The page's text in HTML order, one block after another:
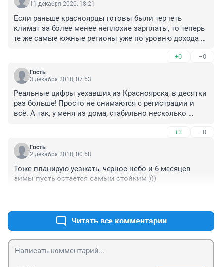
11 декабря 2020, 18:21
Если раньше красноярцы готовы были терпеть
климат за более менее неплохие зарплаты, то теперь
те же самые южные регионы уже по уровню дохода
приблизились к сибирским, а климат и экология
гораздо лучше. Вот поэтому люди и мигрируют.
Жизнь то одна и она проходит.
+0 –0
Гость
3 декабря 2018, 07:53
Реальные цифры уехавших из Красноярска, в десятки
раз больше! Просто не снимаются с регистрации и
всё. А так, у меня из дома, стабильно несколько
действительно нечего. Экология ужасная! Воздух
отравленный, работы в городе нет вообще! Даже в
соседнем Новосибирске или Омске, можно найти
практически выше московских! Ужасное положение с
общественным транспортом, чтобы доехать утром на
городе! Далее, сами люди в Красноярске. Давайте
признаем, что это весьма злой и агрессивный народ.
Не знаю от чего красноярцы такие злые, но это факт!
И он очень бросается в глаза, когда ты приезжаешь в
этот город из другого. Я лично, уезжаю отсюда весной
+3 –0
Гость
2 декабря 2018, 00:58
Тоже планирую уезжать, черное небо и 6 месяцев
зимы пусть остается самым стойким )))
Читать все комментарии